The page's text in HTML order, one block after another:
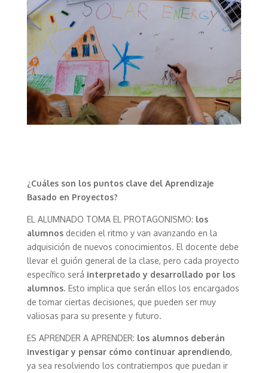
¿Cuáles son los puntos clave del Aprendizaje
Basado en Proyectos?
EL ALUMNADO TOMA EL PROTAGONISMO: los
alumnos deciden el ritmo y van avanzando en la
adquisición de nuevos conocimientos. El docente debe
llevar el guión general de la clase, pero cada proyecto
específico será interpretado y desarrollado por los
alumnos. Esto implica que serán ellos los encargados
de tomar ciertas decisiones, que pueden ser muy
valiosas para su presente y futuro.
ES APRENDER A APRENDER: los alumnos deberán
investigar y pensar cómo continuar aprendiendo,
ya sea resolviendo los contratiempos que puedan ir